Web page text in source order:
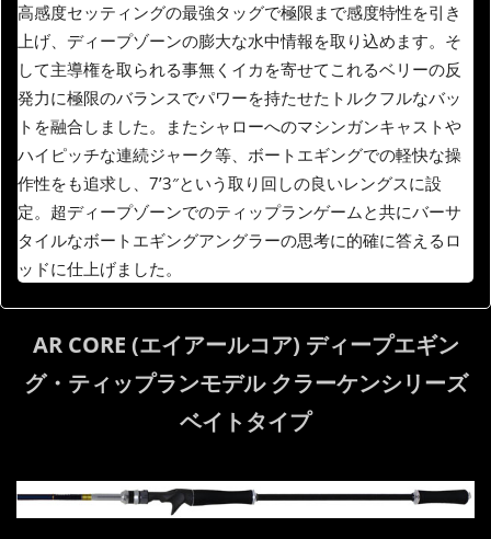
高感度セッティングの最強タッグで極限まで感度特性を引き
上げ、ディープゾーンの膨大な水中情報を取り込めます。そ
して主導権を取られる事無くイカを寄せてこれるベリーの反
発力に極限のバランスでパワーを持たせたトルクフルなバッ
トを融合しました。またシャローへのマシンガンキャストや
ハイピッチな連続ジャーク等、ボートエギングでの軽快な操
作性をも追求し、7’3″という取り回しの良いレングスに設
定。超ディープゾーンでのティップランゲームと共にバーサ
タイルなボートエギングアングラーの思考に的確に答えるロ
ッドに仕上げました。
AR CORE (エイアールコア) ディープエギン
グ・ティップランモデル クラーケンシリーズ
ベイトタイプ